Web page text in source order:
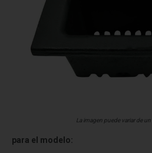
La imagen puede variar de
para el modelo: